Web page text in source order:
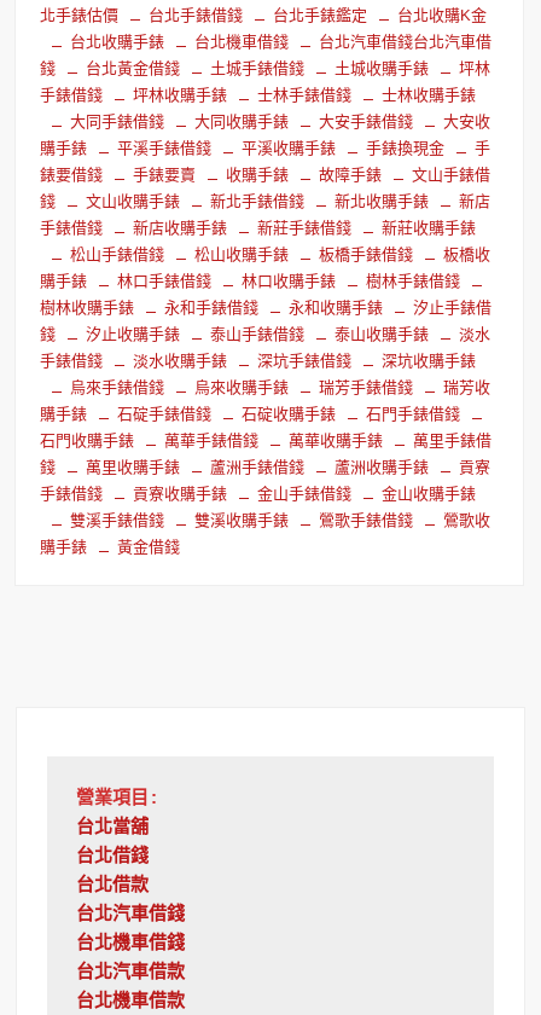
北手錶估價
台北手錶借錢 台北手錶鑑定
台北收購K金
台北收購手錶
台北機車借錢
台北汽車借錢台北汽車借
錢
台北黃金借錢 土城手錶借錢 土城收購手錶
坪林
手錶借錢
坪林收購手錶 士林手錶借錢
士林收購手錶
大同手錶借錢
大同收購手錶 大安手錶借錢
大安收
購手錶
平溪手錶借錢 平溪收購手錶 手錶換現金
手
錶要借錢
手錶要賣 收購手錶 故障手錶
文山手錶借
錢
文山收購手錶 新北手錶借錢 新北收購手錶
新店
手錶借錢
新店收購手錶 新莊手錶借錢
新莊收購手錶
松山手錶借錢
松山收購手錶 板橋手錶借錢
板橋收
購手錶
林口手錶借錢 林口收購手錶
樹林手錶借錢
樹林收購手錶
永和手錶借錢 永和收購手錶
汐止手錶借
錢
汐止收購手錶 泰山手錶借錢 泰山收購手錶
淡水
手錶借錢
淡水收購手錶 深坑手錶借錢
深坑收購手錶
烏來手錶借錢
烏來收購手錶 瑞芳手錶借錢
瑞芳收
購手錶
石碇手錶借錢 石碇收購手錶
石門手錶借錢
石門收購手錶
萬華手錶借錢 萬華收購手錶
萬里手錶借
錢
萬里收購手錶 蘆洲手錶借錢 蘆洲收購手錶
貢寮
手錶借錢
貢寮收購手錶 金山手錶借錢
金山收購手錶
雙溪手錶借錢
雙溪收購手錶 鶯歌手錶借錢
鶯歌收
購手錶
黃金借錢
營業項目:
台北當舖
台北借錢
台北借款
台北汽車借錢
台北機車借錢
台北汽車借款
台北機車借款